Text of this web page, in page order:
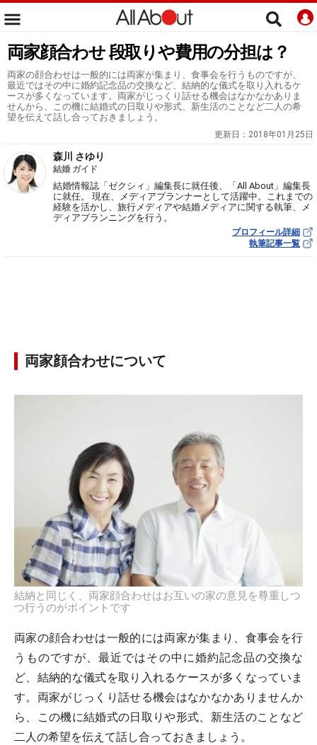
両家顔合わせ 段取りや費用の分担は？
両家の顔合わせは一般的には両家が集まり、食事会を行うものですが、
最近ではその中に婚約記念品の交換など、結納的な儀式を取り入れるケ
ースが多くなっています。両家がじっくり話せる機会はなかなかありま
せんから、この機に結婚式の日取りや形式、新生活のことなど二人の希
望を伝えて話し合っておきましょう。
更新日： 2018年01月25日
森川 さゆり
結婚 ガイド
結婚情報誌「ゼクシィ」編集長に就任後、「All About」編集長
に就任。 現在、メディアプランナーとして活躍中。これまでの
経験を活かし、旅行メディアや結婚メディアに関する執筆、メ
ディアプランニングを行う。
プロフィール詳細
執筆記事一覧
両家顔合わせについて
結納と同じく、両家顔合わせはお互いの家の意見を尊重しつ
つ行うのがポイントです
両家の顔合わせは一般的には両家が集まり、食事会を行
うものですが、最近ではその中に婚約記念品の交換な
ど、結納的な儀式を取り入れるケースが多くなっていま
す。両家がじっくり話せる機会はなかなかありませんか
ら、この機に結婚式の日取りや形式、新生活のことなど
二人の希望を伝えて話し合っておきましょう。